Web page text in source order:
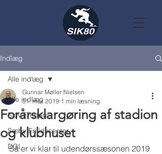
Indlæg
Alle indlæg
Sjov Fredag
Sæby Fritidscenter
DGI
Alle indlæg
Forårsklargøring af stadion
og klubhuset
Gunnar Møller Nielsen
31. mar. 2019 1 min læsning
Så er vi klar til udendørssæsonen 2019